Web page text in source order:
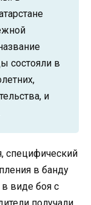
состояли в
и
специфический
в банду
виде боя с